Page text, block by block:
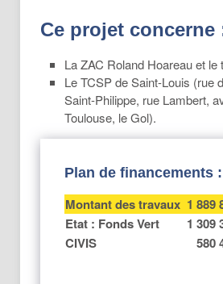
Ce projet concerne
La ZAC Roland Hoareau et le
Le TCSP de Saint-Louis (rue
Saint-Philippe, rue Lambert,
Toulouse, le Gol).
Plan de financements :
Montant des travaux 1 889
Etat : Fonds Vert
1 309
CIVIS
580